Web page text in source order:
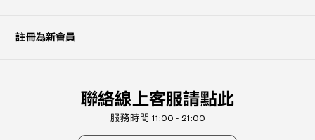
註冊為新會員
聯絡線上客服請點此
服務時間 11:00 - 21:00